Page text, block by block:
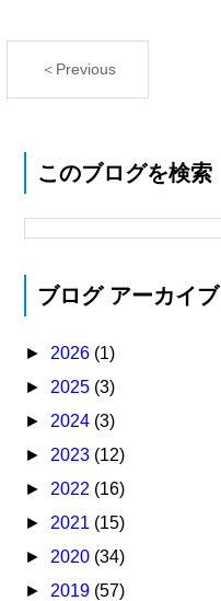
＜Previous
このブログを検索
ブログ アーカイブ
► 2026 (1)
► 2025 (3)
► 2024 (3)
► 2023 (12)
► 2022 (16)
► 2021 (15)
► 2020 (34)
► 2019 (57)